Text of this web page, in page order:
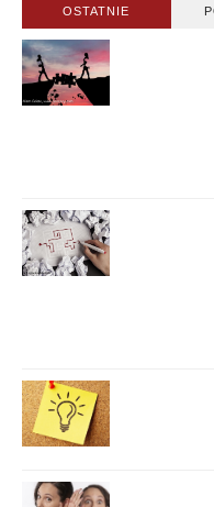
OSTATNIE